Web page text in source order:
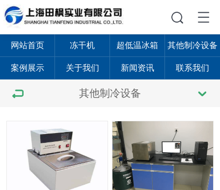
网站首页 冻干机 超低温冰箱 其他制冷设备
案例展示 关于我们 新闻资讯 联系我们
其他制冷设备